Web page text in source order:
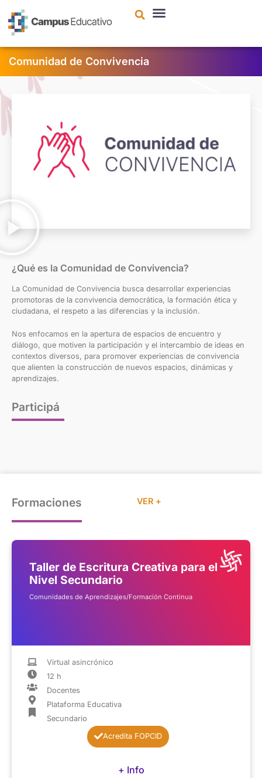
Comunidad de Convivencia
¿Qué es la Comunidad de Convivencia?
La Comunidad de Convivencia busca desarrollar experiencias
promotoras de la convivencia democrática, la formación ética y
ciudadana, el respeto a las diferencias y la inclusión.
Nos enfocamos en la apertura de espacios de encuentro y
diálogo, que motiven la participación y el intercambio de ideas en
contextos diversos, para promover experiencias de convivencia
que alienten la construcción de nuevos espacios, dinámicas y
aprendizajes.
Participá
Formaciones VER +
Taller de Escritura Creativa para el
Nivel Secundario
Comunidades de Aprendizajes/Formación Continua
Virtual asincrónico
12 h
Docentes
Plataforma Educativa
Secundario
Acredita FOPCID
+ Info